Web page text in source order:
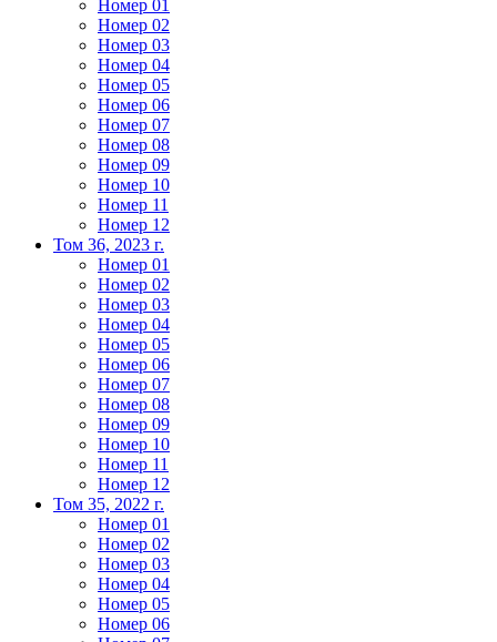
Номер 01
Номер 02
Номер 03
Номер 04
Номер 05
Номер 06
Номер 07
Номер 08
Номер 09
Номер 10
Номер 11
Номер 12
Том 36, 2023 г.
Номер 01
Номер 02
Номер 03
Номер 04
Номер 05
Номер 06
Номер 07
Номер 08
Номер 09
Номер 10
Номер 11
Номер 12
Том 35, 2022 г.
Номер 01
Номер 02
Номер 03
Номер 04
Номер 05
Номер 06